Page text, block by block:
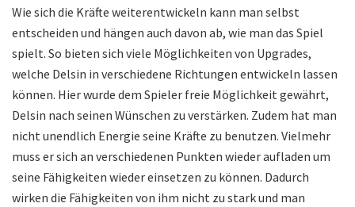
Wie sich die Kräfte weiterentwickeln kann man selbst
entscheiden und hängen auch davon ab, wie man das Spiel
spielt. So bieten sich viele Möglichkeiten von Upgrades,
welche Delsin in verschiedene Richtungen entwickeln lassen
können. Hier wurde dem Spieler freie Möglichkeit gewährt,
Delsin nach seinen Wünschen zu verstärken. Zudem hat man
nicht unendlich Energie seine Kräfte zu benutzen. Vielmehr
muss er sich an verschiedenen Punkten wieder aufladen um
seine Fähigkeiten wieder einsetzen zu können. Dadurch
wirken die Fähigkeiten von ihm nicht zu stark und man